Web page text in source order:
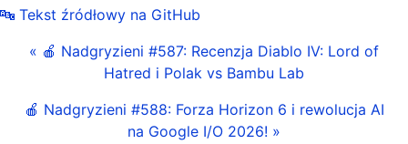
🔤 Tekst źródłowy na GitHub
« 🍎 Nadgryzieni #587: Recenzja Diablo IV: Lord of
Hatred i Polak vs Bambu Lab
🍎 Nadgryzieni #588: Forza Horizon 6 i rewolucja AI
na Google I/O 2026! »